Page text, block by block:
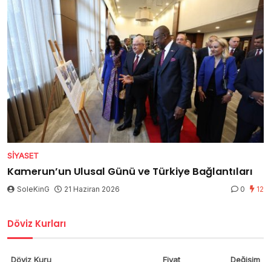
SIYASET
Kamerun’un Ulusal Günü ve Türkiye Bağlantıları
SoleKinG 21 Haziran 2026 0 12
Döviz Kurları
Döviz Kuru Fiyat Değişim